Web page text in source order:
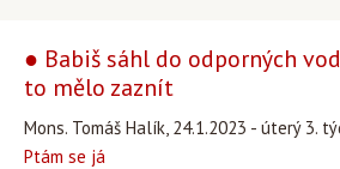
● Babiš sáhl do odporných
to mělo zaznít
Mons. Tomáš Halík, 24.1.2023 - úterý 3.
Ptám se já